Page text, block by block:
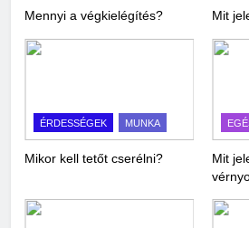
Mennyi a végkielégítés? Mit
ÉRDESSÉGEK MUNKA
Mikor kell tetőt cserélni?
Mit